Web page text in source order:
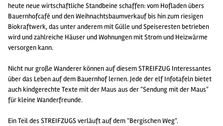
heute neue wirtschaftliche Standbeine schaffen: vom Hofladen übers
Bauernhofcafé und den Weihnachtsbaumverkauf bis hin zum riesigen
Biokraftwerk, das unter anderem mit Gülle und Speiseresten betrieben
wird und zahlreiche Häuser und Wohnungen mit Strom und Heizwärme
versorgen kann.
Nicht nur große Wanderer können auf diesem STREIFZUG Interessantes
über das Leben auf dem Bauernhof lernen. Jede der elf Infotafeln bietet
auch kindgerechte Texte mit der Maus aus der "Sendung mit der Maus"
für kleine Wanderfreunde.
Ein Teil des STREIFZUGS verläuft auf dem "Bergischen Weg".